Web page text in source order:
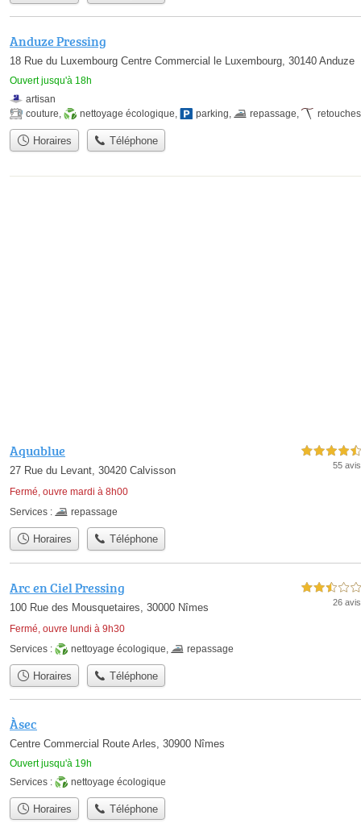
Anduze Pressing
18 Rue du Luxembourg Centre Commercial le Luxembourg, 30140 Anduze
Ouvert jusqu'à 18h
artisan
couture
nettoyage écologique parking repassage retouches
Horaires Téléphone
Aquablue
27 Rue du Levant, 30420 Calvisson
Fermé, ouvre mardi à 8h00
4,5 étoiles sur 5
55 avis
Services : repassage
Horaires Téléphone
Arc en Ciel Pressing
100 Rue des Mousquetaires, 30000 Nîmes
Fermé, ouvre lundi à 9h30
2,5 étoiles sur 5
26 avis
Services : nettoyage écologique repassage
Horaires Téléphone
Àsec
Centre Commercial Route Arles, 30900 Nîmes
Ouvert jusqu'à 19h
Services :
nettoyage écologique
Horaires Téléphone